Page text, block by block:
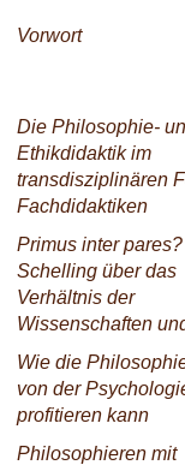
Vorwort
Die Philosophie-
Ethikdidaktik im
transdisziplinären
Fachdidaktiken
Primus inter pares?
Schelling über das
Verhältnis der
Wissenschaften
Wie die
von der
profitieren kann
Philosophieren mit